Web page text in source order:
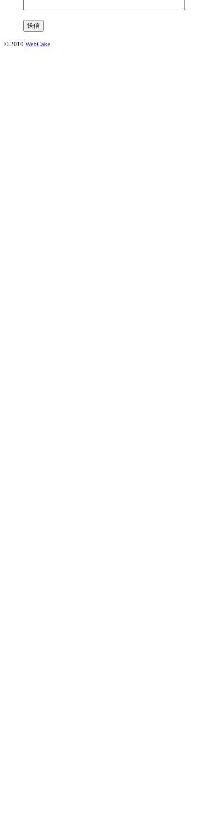
© 2010 WebCake